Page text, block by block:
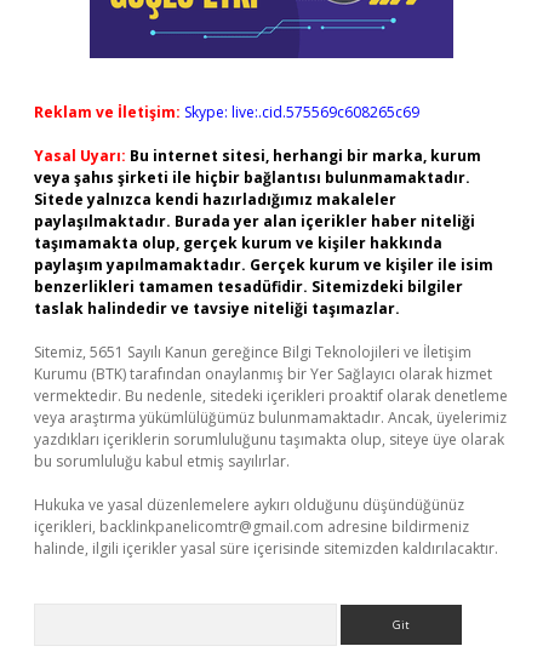
Reklam ve İletişim: Skype: live:.cid.575569c608265c69
Yasal Uyarı: Bu internet sitesi, herhangi bir marka, kurum
veya şahıs şirketi ile hiçbir bağlantısı bulunmamaktadır.
Sitede yalnızca kendi hazırladığımız makaleler
paylaşılmaktadır. Burada yer alan içerikler haber niteliği
taşımamakta olup, gerçek kurum ve kişiler hakkında
paylaşım yapılmamaktadır. Gerçek kurum ve kişiler ile isim
benzerlikleri tamamen tesadüfidir. Sitemizdeki bilgiler
taslak halindedir ve tavsiye niteliği taşımazlar.
Sitemiz, 5651 Sayılı Kanun gereğince Bilgi Teknolojileri ve İletişim
Kurumu (BTK) tarafından onaylanmış bir Yer Sağlayıcı olarak hizmet
vermektedir. Bu nedenle, sitedeki içerikleri proaktif olarak denetleme
veya araştırma yükümlülüğümüz bulunmamaktadır. Ancak, üyelerimiz
yazdıkları içeriklerin sorumluluğunu taşımakta olup, siteye üye olarak
bu sorumluluğu kabul etmiş sayılırlar.
Hukuka ve yasal düzenlemelere aykırı olduğunu düşündüğünüz
içerikleri, backlinkpanelicomtr@gmail.com adresine bildirmeniz
halinde, ilgili içerikler yasal süre içerisinde sitemizden kaldırılacaktır.